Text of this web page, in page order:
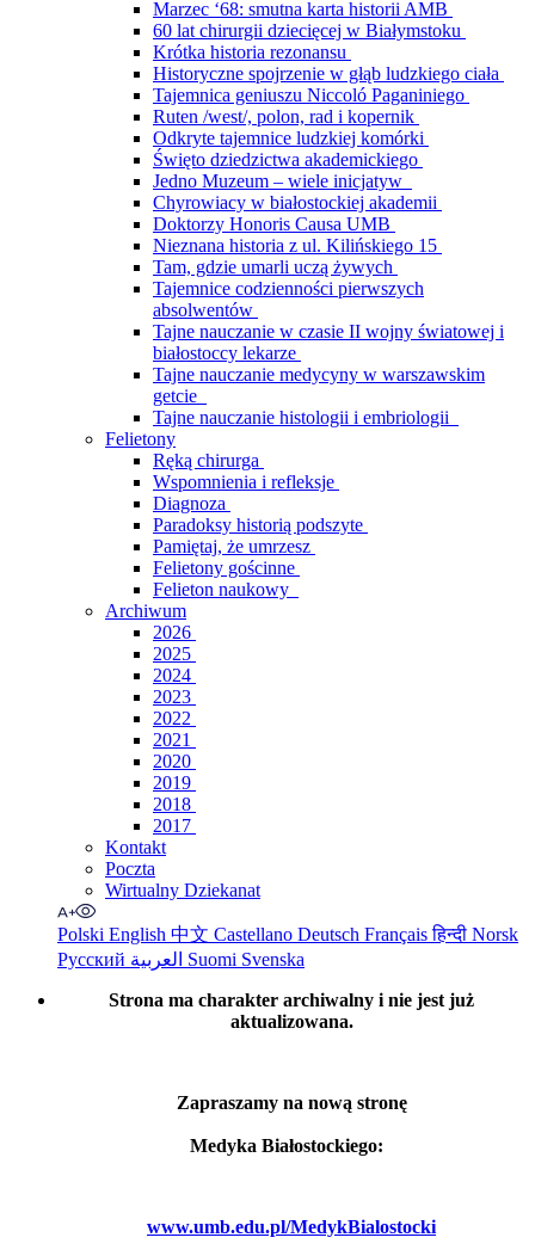
Marzec ‘68: smutna karta historii AMB
60 lat chirurgii dziecięcej w Białymstoku
Krótka historia rezonansu
Historyczne spojrzenie w głąb ludzkiego ciała
Tajemnica geniuszu Niccoló Paganiniego
Ruten /west/, polon, rad i kopernik
Odkryte tajemnice ludzkiej komórki
Święto dziedzictwa akademickiego
Jedno Muzeum – wiele inicjatyw
Chyrowiacy w białostockiej akademii
Doktorzy Honoris Causa UMB
Nieznana historia z ul. Kilińskiego 15
Tam, gdzie umarli uczą żywych
Tajemnice codzienności pierwszych
absolwentów
Tajne nauczanie w czasie II wojny światowej i
białostoccy lekarze
Tajne nauczanie medycyny w warszawskim
getcie
Tajne nauczanie histologii i embriologii
Felietony
Ręką chirurga
Wspomnienia i refleksje
Diagnoza
Paradoksy historią podszyte
Pamiętaj, że umrzesz
Felietony gościnne
Felieton naukowy
Archiwum
2026
2025
2024
2023
2022
2021
2020
2019
2018
2017
Kontakt
Poczta
Wirtualny Dziekanat
Polski English 中文 Castellano Deutsch Françaisहिन्दी Norsk
Русский
Suomi Svenska
Strona ma charakter archiwalny i nie jest już
aktualizowana.
Zapraszamy na nową stronę
Medyka Białostockiego:
www.umb.edu.pl/MedykBialostocki